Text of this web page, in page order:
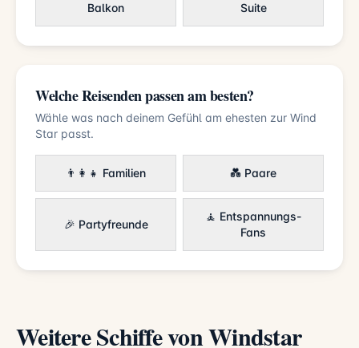
Balkon Suite
Welche Reisenden passen am besten?
Wähle was nach deinem Gefühl am ehesten zur Wind
Star passt.
👨‍👩‍👧 Familien 💑 Paare
🎉 Partyfreunde
🧘 Entspannungs-
Fans
Weitere Schiffe von Windstar